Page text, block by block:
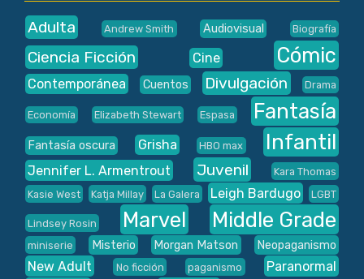
Adulta Andrew Smith Audiovisual Biografía
Ciencia Ficción Cine Cómic
Contemporánea Cuentos Divulgación Drama
Economía Elizabeth Stewart Espasa Fantasía
Fantasía oscura Grisha HBO max Infantil
Jennifer L. Armentrout Juvenil
Kara Thomas
Kasie West
Katja Millay La Galera Leigh Bardugo LGBT
Lindsey Rosin Marvel Middle Grade
miniserie Misterio Morgan Matson Neopaganismo
New Adult No ficción paganismo
Paranormal